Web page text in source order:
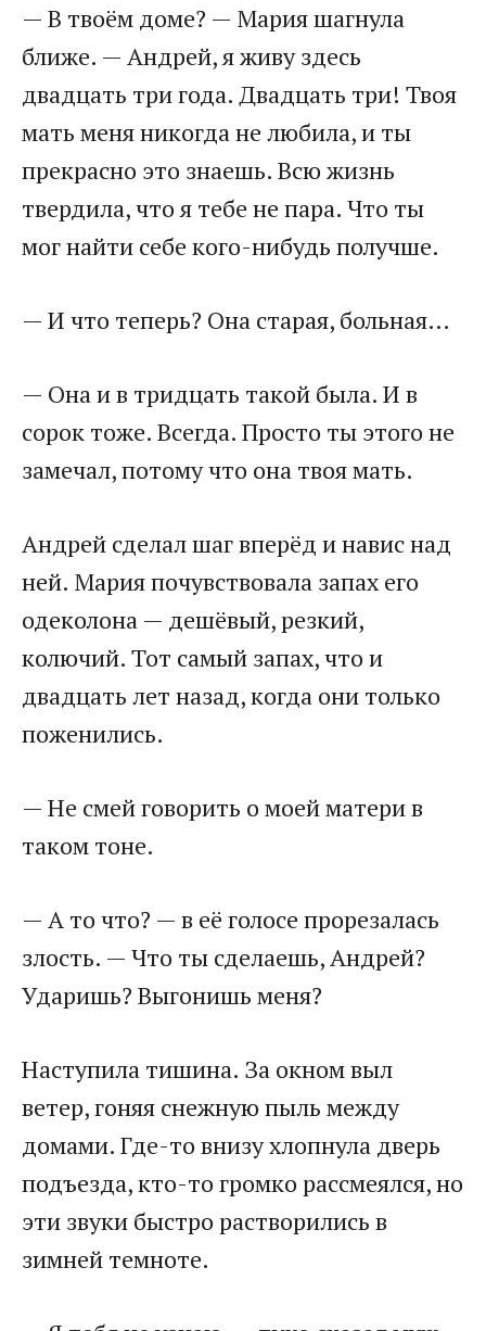
— В твоём доме? — Мария шагнула
ближе. — Андрей, я живу здесь
двадцать три года. Двадцать три! Твоя
мать меня никогда не любила, и ты
прекрасно это знаешь. Всю жизнь
твердила, что я тебе не пара. Что ты
мог найти себе кого-нибудь получше.
— И что теперь? Она старая, больная…
— Она и в тридцать такой была. И в
сорок тоже. Всегда. Просто ты этого не
замечал, потому что она твоя мать.
Андрей сделал шаг вперёд и навис над
ней. Мария почувствовала запах его
одеколона — дешёвый, резкий,
колючий. Тот самый запах, что и
двадцать лет назад, когда они только
поженились.
— Не смей говорить о моей матери в
таком тоне.
— А то что? — в её голосе прорезалась
злость. — Что ты сделаешь, Андрей?
Ударишь? Выгонишь меня?
Наступила тишина. За окном выл
ветер, гоняя снежную пыль между
домами. Где-то внизу хлопнула дверь
подъезда, кто-то громко рассмеялся, но
эти звуки быстро растворились в
зимней темноте.